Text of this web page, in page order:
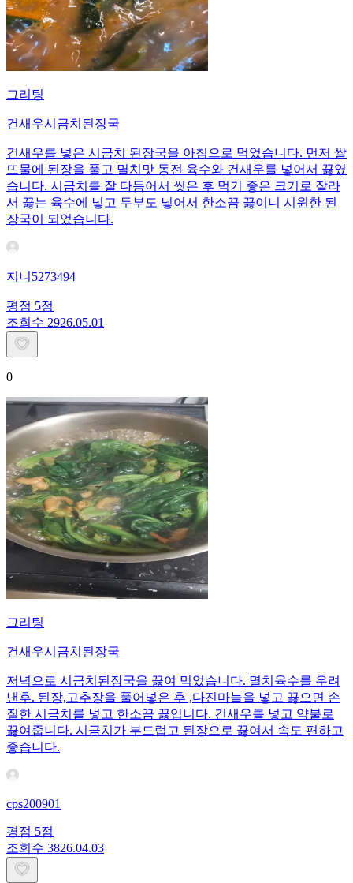
그리팅
건새우시금치된장국
건새우를 넣은 시금치 된장국을 아침으로 먹었습니다. 먼저 쌀
뜨물에 된장을 풀고 멸치맛 동전 육수와 건새우를 넣어서 끓였
습니다. 시금치를 잘 다듬어서 씻은 후 먹기 좋은 크기로 잘라
서 끓는 육수에 넣고 두부도 넣어서 한소끔 끓이니 시윈한 된
장국이 되었습니다.
지니5273494
평점 5점
조회수 2926.05.01
0
그리팅
건새우시금치된장국
저녁으로 시금치된장국을 끓여 먹었습니다. 멸치육수를 우려
낸후. 된장,고추장을 풀어넣은 후 ,다진마늘을 넣고 끓으면 손
질한 시금치를 넣고 한소끔 끓입니다. 건새우를 넣고 약불로
끓여줍니다. 시금치가 부드럽고 된장으로 끓여서 속도 편하고
좋습니다.
cps200901
평점 5점
조회수 3826.04.03